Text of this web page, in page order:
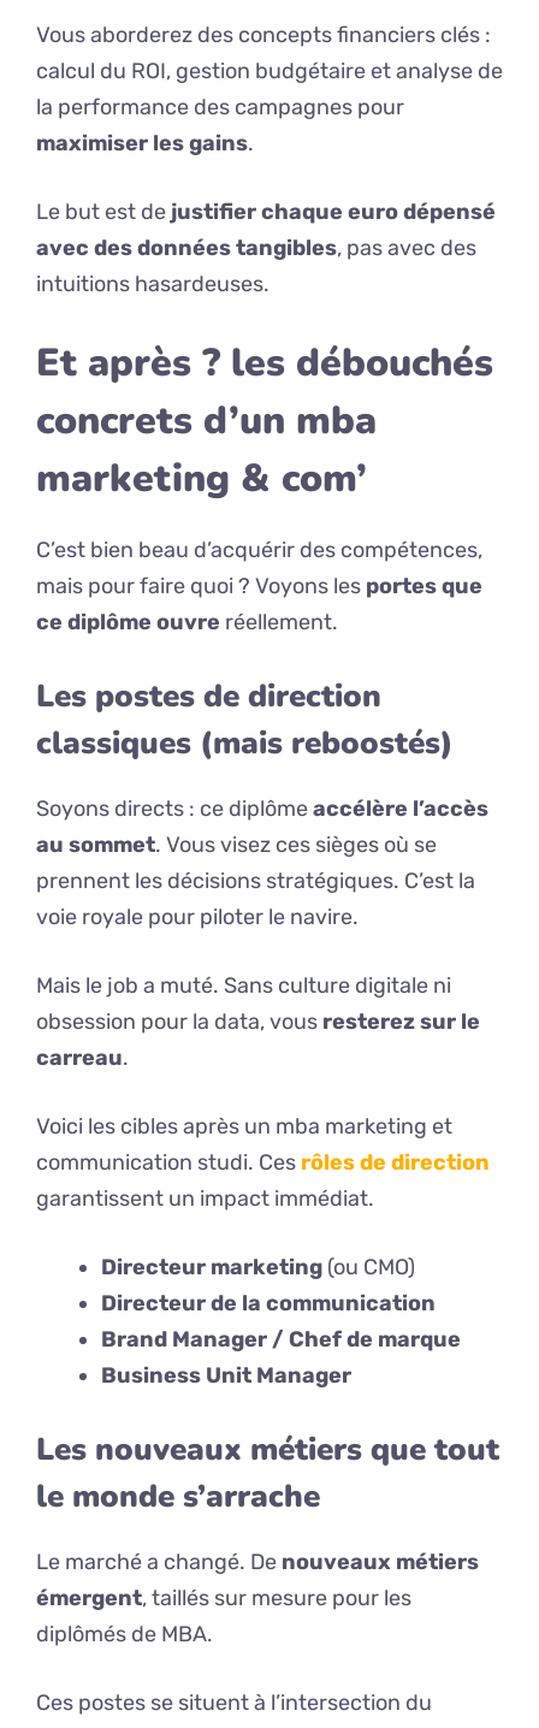
Vous aborderez des concepts financiers clés :
calcul du ROI, gestion budgétaire et analyse de
la performance des campagnes pour
maximiser les gains.
Le but est de justifier chaque euro dépensé
avec des données tangibles, pas avec des
intuitions hasardeuses.
Et après ? les débouchés
concrets d’un mba
marketing & com’
C’est bien beau d’acquérir des compétences,
mais pour faire quoi ? Voyons les portes que
ce diplôme ouvre réellement.
Les postes de direction
classiques (mais reboostés)
Soyons directs : ce diplômeaccélère l’accès
au sommet. Vous visez ces sièges où se
prennent les décisions stratégiques. C’est la
voie royale pour piloter le navire.
Mais le job a muté. Sans culture digitale ni
obsession pour la data, vous resterez sur le
carreau.
Voici les cibles après un mba marketing et
communication studi. Ces rôles de direction
garantissent un impact immédiat.
Directeur marketing (ou CMO)
Directeur de la communication
Brand Manager / Chef de marque
Business Unit Manager
Les nouveaux métiers que tout
le monde s’arrache
Le marché a changé. De nouveaux métiers
émergent, taillés sur mesure pour les
diplômés de MBA.
Ces postes se situent à l’intersection du